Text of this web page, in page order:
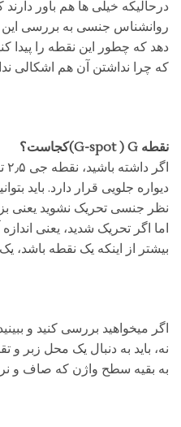
درحالیکه خیلی ها هم باور دارند
روانشناس جنسی به بررسی
دهد که چطور این نقطه را پیدا
که چرا نداشتن آن هم اشکالی
نقطه G-spot ) G)کجاست؟
دیواره جلویی قرار دارد. باید
نظر جنسی تحریک نشوید یعنی
بیشتر از اینکه یک نقطه
اگر میخواهید بررسی کنید و
نه، باید به دنبال یک محل زبر
به بقیه سطح واژن که صاف و